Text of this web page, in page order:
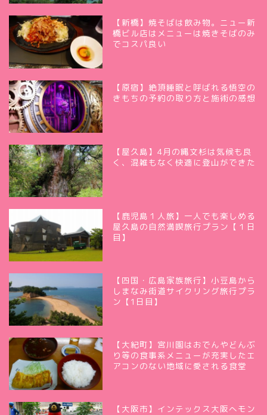
【新橋】焼そばは飲み物。ニュー新
橋ビル店はメニューは焼きそばのみ
でコスパ良い
【原宿】絶頂睡眠と呼ばれる悟空の
きもちの予約の取り方と施術の感想
【屋久島】4月の縄文杉は気候も良
く、混雑もなく快適に登山ができた
【鹿児島１人旅】一人でも楽しめる
屋久島の自然満喫旅行プラン【１日
目】
【四国・広島家族旅行】小豆島から
しまなみ街道サイクリング旅行プラ
ン【1日目】
【大紀町】宮川園はおでんやどんぶ
り等の食事系メニューが充実したエ
アコンのない地域に愛される食堂
【大阪市】インテックス大阪へモン